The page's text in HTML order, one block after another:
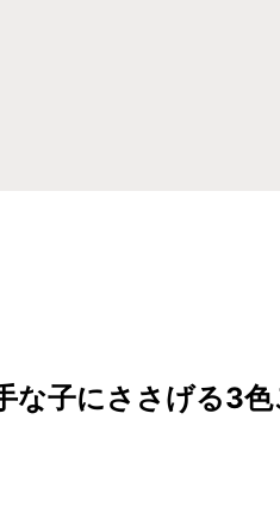
な子にささげる3